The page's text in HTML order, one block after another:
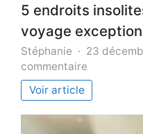
5 endroits
voyage
Stéphanie 23
commentaire
5
endroits
à
Voir article